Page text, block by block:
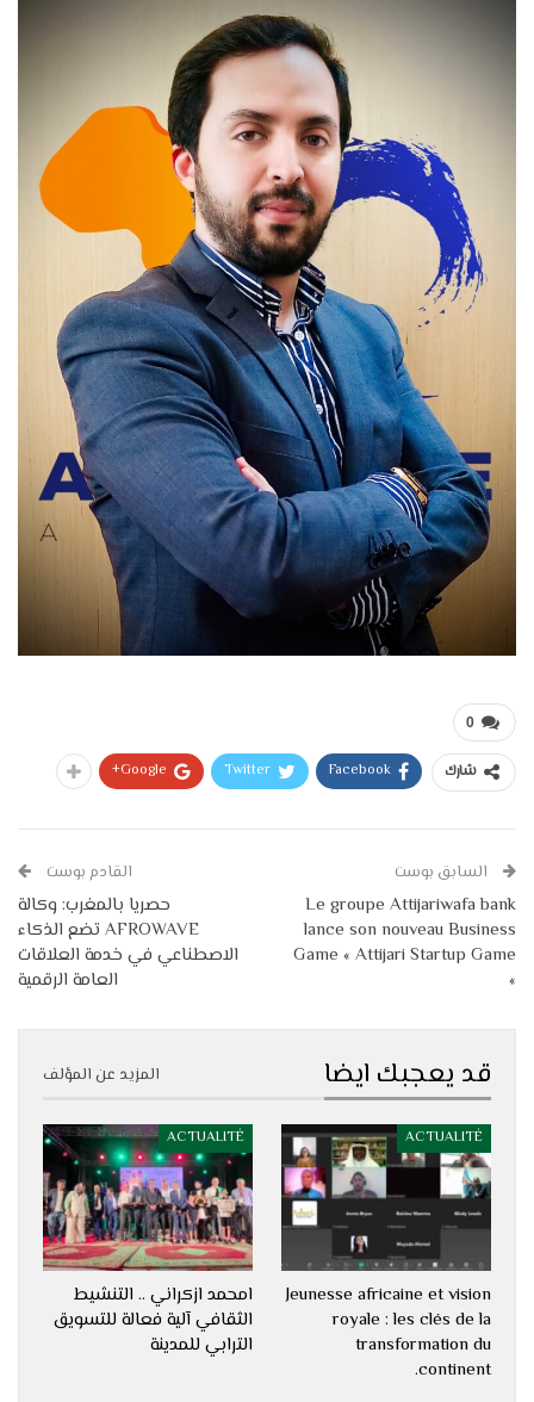
0
شارك Facebook
Twitter
Google+
السابق بوست
Le groupe Attijariwafa bank
lance son nouveau Business
Game « Attijari Startup Game
»
القادم بوست
حصريا بالمغرب: وكالة
AFROWAVE تضع الذكاء
الاصطناعي في خدمة العلاقات
العامة الرقمية
قد يعجبك ايضا المزيد عن المؤلف
ACTUALITÉ
Jeunesse africaine et vision
royale : les clés de la
transformation du
continent.
ACTUALITÉ
امحمد ازكراني .. التنشيط
الثقافي آلية فعالة للتسويق
الترابي للمدينة